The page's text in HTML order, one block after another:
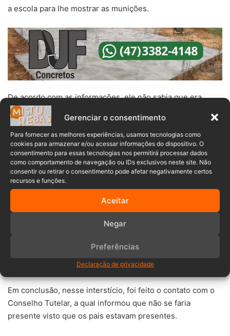
Gerenciar o consentimento
Para fornecer as melhores experiências, usamos tecnologias como
cookies para armazenar e/ou acessar informações do dispositivo. O
consentimento para essas tecnologias nos permitirá processar dados
como comportamento de navegação ou IDs exclusivos neste site. Não
consentir ou retirar o consentimento pode afetar negativamente certos
recursos e funções.
Aceitar
Negar
Preferências
Declaração de privacidade
a escola para lhe mostrar as munições.
De acordo com as informações, ele não sabia que era
crime portar ou possuir tal objeto e só levou à escola para
mostrar para o colega. Contou também que a mãe dele
nunca lhe falou sobre isso e nunca o orientou a respeito.
• LEIA TAMBÉM:Mulher e adolescente são
apreendidos na Operação “Aprendiz” da
Polícia Civil
Os pais do aluno foram acionados, se apresentando na
escola. A mãe, de 54 anos, informou a guarnição que
trabalhou em um estande de tiro e que deu as munições
para seu filho porque sabia do sonho dele. Ela contou que
não sabia que era crime e que isso poderia ensejar em
Em conclusão, nesse interstício, foi feito o contato com o
Conselho Tutelar, a qual informou que não se faria
presente visto que os pais estavam presentes.